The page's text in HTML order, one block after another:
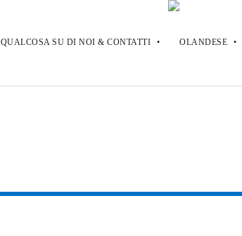
QUALCOSA SU DI NOI & CONTATTI